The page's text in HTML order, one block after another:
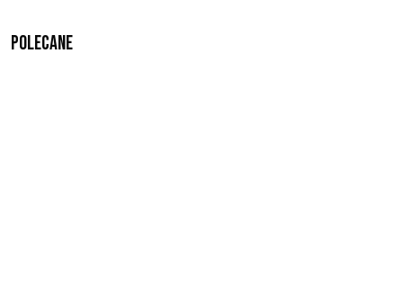
Polecane